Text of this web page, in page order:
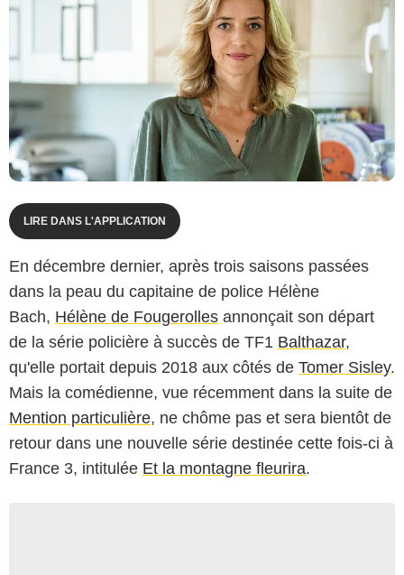
LIRE DANS L'APPLICATION
En décembre dernier, après trois saisons passées
dans la peau du capitaine de police Hélène
Bach, Hélène de Fougerolles annonçait son départ
de la série policière à succès de TF1 Balthazar,
qu'elle portait depuis 2018 aux côtés de Tomer Sisley.
Mais la comédienne, vue récemment dans la suite de
Mention particulière, ne chôme pas et sera bientôt de
retour dans une nouvelle série destinée cette fois-ci à
France 3, intitulée Et la montagne fleurira.